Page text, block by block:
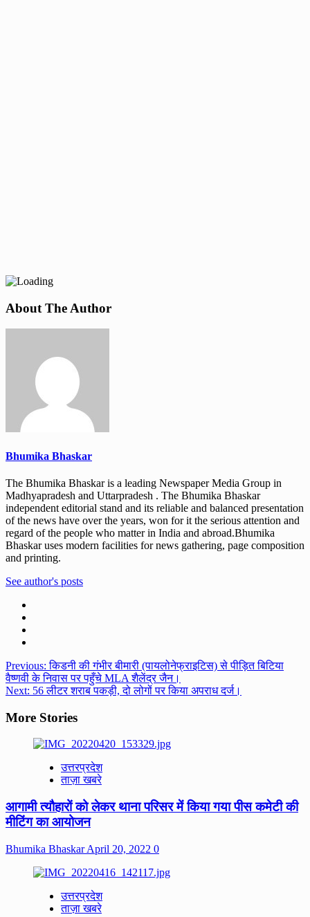
About The Author
Bhumika Bhaskar
The Bhumika Bhaskar is a leading Newspaper Media Group in
Madhyapradesh and Uttarpradesh . The Bhumika Bhaskar
independent editorial stand and its reliable and balanced presentation
of the news have over the years, won for it the serious attention and
regard of the people who matter in India and abroad.Bhumika
Bhaskar uses modern facilities for news gathering, page composition
and printing.
See author's posts
Post
navigation
Previous:किडनी की गंभीर बीमारी (पायलोनेफ्राइटिस) से पीड़ित बिटिया
वैष्णवी के निवास पर पहुँचे MLA शैलेंद्र जैन।
Next: 56 लीटर शराब पकड़ी, दो लोगों पर किया अपराध दर्ज।
More Stories
उत्तरप्रदेश
ताज़ा खबरे
आगामी त्यौहारों को‌ लेकर थाना‌ परिसर में किया गया पीस कमेटी की
मीटिंग का आयोजन
Bhumika BhaskarApril 20, 2022 0
उत्तरप्रदेश
ताज़ा खबरे